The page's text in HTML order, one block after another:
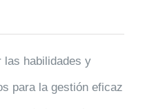
las habilidades y
para la gestión eficaz